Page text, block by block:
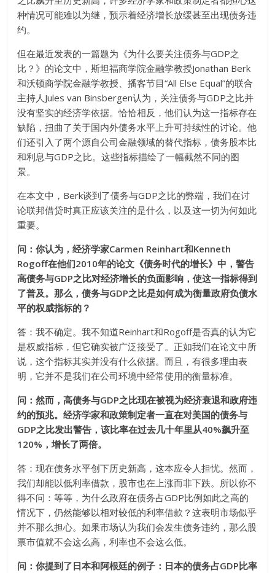
种情况可能难以为继，预示着经济增长放缓甚至出现债务违
约。
但在最近发表的一篇题为《为什么要关注债务与GDP之
比？》的论文中，斯坦福商学院金融学教授Jonathan Berk
和沃顿商学院金融学教授、播客节目“All Else Equal”的联合
主持人Jules van Binsbergen认为，关注债务与GDP之比并
没有坚实的经济学依据。恰恰相反，他们认为这一指标存在
缺陷，扭曲了关于国内外债务水平上升可持续性的讨论。他
们还引入了两个源自公司金融领域的替代指标，债务股本比
和利息与GDP之比。这些指标描绘了一幅截然不同的图
景。
在本文中，Berk谈到了债务与GDP之比的弊端，我们在讨
论联邦借贷时真正应该关注的是什么，以及这一切为何如此
重要。
问：你认为，经济学家Carmen Reinhart和Kenneth
Rogoff在他们2010年的论文《债务时代的增长》中，警告
高债务与GDP之比对经济增长的负面影响，使这一指标得到
了普及。那么，债务与GDP之比是如何成为衡量政府负债水
平的权威指标的？
答：我不确定。我不知道Reinhart和Rogoff是否真的认为它
是权威指标，但它确实被广泛接受了。正如我们在论文中所
说，这个指标其实并没有什么依据。而且，有很多理由表
明，它并不是我们在公司环境中经常使用的衡量标准。
问：然而，高债务与GDP之比现在被视为经济衰退和政府违
约的预兆。经济学家和政策制定者一直在对美国的债务与
GDP之比发出警告，该比率在过去几十年里从40%飙升至
120%，增长了两倍。
答：现在债务水平创下历史新高，这本应令人担忧。然而，
我们却能以低利率借款，股市也在上涨而非下跌。所以你不
得不问：等等，为什么政府在债务占GDP比例如此之高的
情况下，仍然能够以相对较低的利率借款？这表明市场似乎
并不那么担心。如果市场认为我们会发生债务违约，那么股
票市值就不会这么高，利率也不会这么低。
问：你提到了日本和阿根廷的例子：日本的债务占GDP比率